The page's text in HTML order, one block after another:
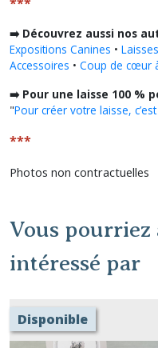
➡️ Découvrez aussi nos
Expositions Canines •
Accessoires • Coup de cœur
➡️ Pour une laisse 100 %
"Pour créer votre laisse,
***
Photos non contractuelles
Vous pourriez
intéressé par
Disponible